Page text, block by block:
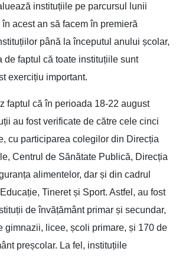
instituțiile pe parcursul lunii
acest an să facem în premieră
până la începutul anului școlar,
de faptul că toate instituțiile sunt
exercițiu important.
faptul că în perioada 18-22 august
au fost verificate de către cele cinci
cu participarea colegilor din Direcția
Centrul de Sănătate Publică, Direcția
alimentelor, dar și din cadrul
Tineret și Sport. Astfel, au fost
de învățământ primar și secundar,
gimnazii, licee, școli primare, și 170 de
preșcolar. La fel, instituțiile